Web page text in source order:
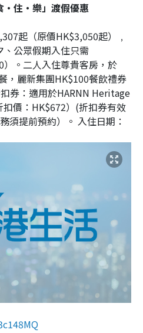
‧住‧樂」渡假優惠
起（原價HK$3,050起）﹐
公眾假期入住只需
。二人入住尊貴客房，於
，麗新集團HK$100餐飲禮券
券：適用於HARNN Heritage
價：HK$672）(折扣券有效
須提前預約）。 入住日期：